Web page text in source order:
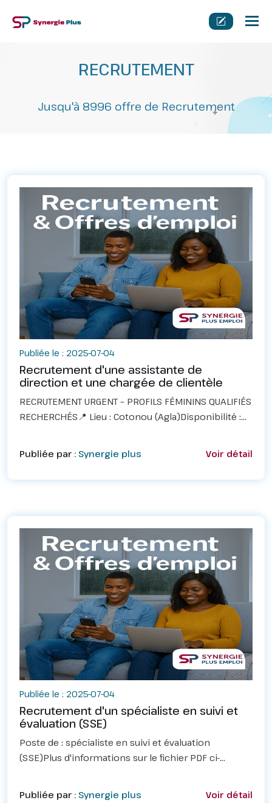
RECRUTEMENT
Jusqu'à 8996 offre de Recrutement
Publiée le : 2025-07-04
Recrutement d'une assistante de
direction et une chargée de clientèle
RECRUTEMENT URGENT – PROFILS FÉMININS QUALIFIÉS
RECHERCHÉS📍 Lieu : Cotonou (Agla)Disponibilité :
équipe, une entreprise dynamique et en pleine
croissance...
Publiée par : Synergie plus Voir détail
Publiée le : 2025-07-04
Recrutement d'un spécialiste en suivi et
évaluation (SSE)
Poste de : spécialiste en suivi et évaluation
(SSE)Plus d'informations sur le fichier PDF ci-
Publiée par : Synergie plus Voir détail